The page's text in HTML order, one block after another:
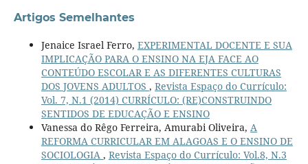
Artigos Semelhantes
Jenaice Israel Ferro, EXPERIMENTAL DOCENTE E SUA
IMPLICAÇÃO PARA O ENSINO NA EJA FACE AO
CONTEÚDO ESCOLAR E AS DIFERENTES CULTURAS
DOS JOVENS ADULTOS , Revista Espaço do Currículo:
Vol. 7, N.1 (2014) CURRÍCULO: (RE)CONSTRUINDO
SENTIDOS DE EDUCAÇÃO E ENSINO
Vanessa do Rêgo Ferreira, Amurabi Oliveira, A
REFORMA CURRICULAR EM ALAGOAS E O ENSINO DE
SOCIOLOGIA , Revista Espaço do Currículo: Vol.8, N.3